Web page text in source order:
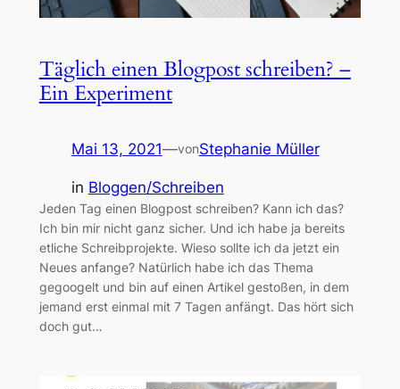
Täglich einen Blogpost schreiben? –
Ein Experiment
Mai 13, 2021—vonStephanie Müller
in Bloggen/Schreiben
Jeden Tag einen Blogpost schreiben? Kann ich das?
Ich bin mir nicht ganz sicher. Und ich habe ja bereits
etliche Schreibprojekte. Wieso sollte ich da jetzt ein
Neues anfange? Natürlich habe ich das Thema
gegoogelt und bin auf einen Artikel gestoßen, in dem
jemand erst einmal mit 7 Tagen anfängt. Das hört sich
doch gut…